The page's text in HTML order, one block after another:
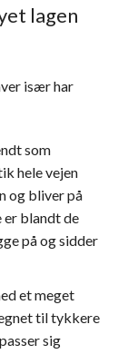
lagen
især har
som
hele vejen
og bliver på
er blandt de
på og sidder
et meget
til tykkere
sig